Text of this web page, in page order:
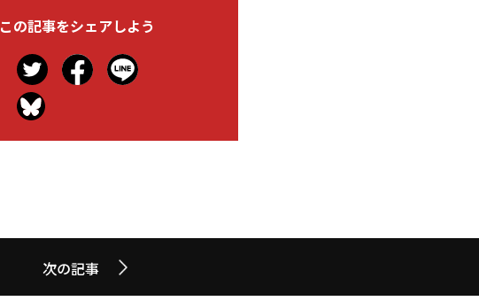
この記事をシェアしよう
次の記事